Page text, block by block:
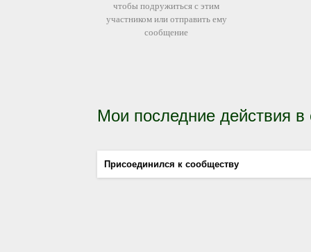
чтобы подружиться с этим
участником или отправить ему
сообщение
Мои последние действия
Присоединился к сообществу